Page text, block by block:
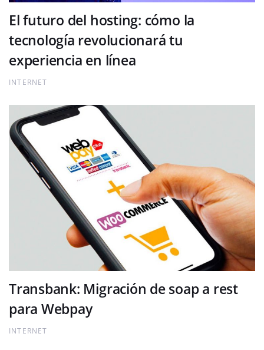
El futuro del hosting: cómo la
tecnología revolucionará tu
experiencia en línea
INTERNET
Transbank: Migración de soap a rest
para Webpay
INTERNET